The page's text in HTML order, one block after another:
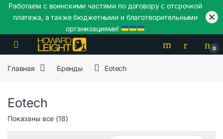
Skip to navigation
Skip to content
0
Главная Бренды Eotech
Eotech
Показаны все (18)
Работаем с воинскими частями по договору с отсрочкой
платежа, а также бюджетными и благотворительными
организациями!